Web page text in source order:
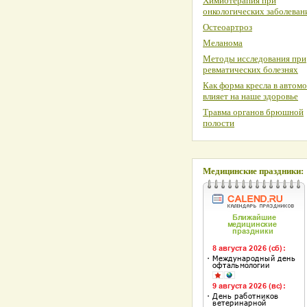
онкологических
Остеоартроз
Меланома
Методы исследования при
ревматических болезнях
Как форма кресла в
влияет на наше здоровье
Травма органов брюшной
полости
Медицинские праздники: